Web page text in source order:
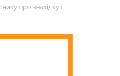
про знахідку і